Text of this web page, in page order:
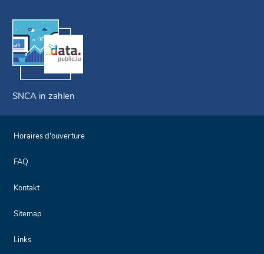
SNCA in zahlen
Horaires d'ouverture
FAQ
Kontakt
Sitemap
Links